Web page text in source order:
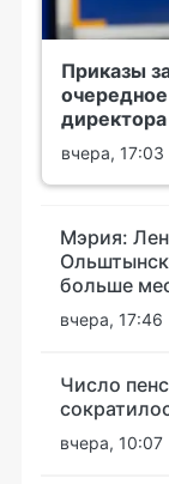
Приказы
вчера, 17:03
Мэрия:
больше
вчера, 17:46
Число
вчера, 10:07